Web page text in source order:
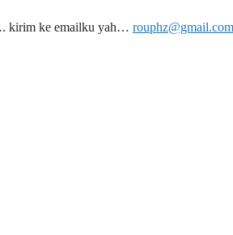
kirim ke emailku yah… rouphz@gmail.com